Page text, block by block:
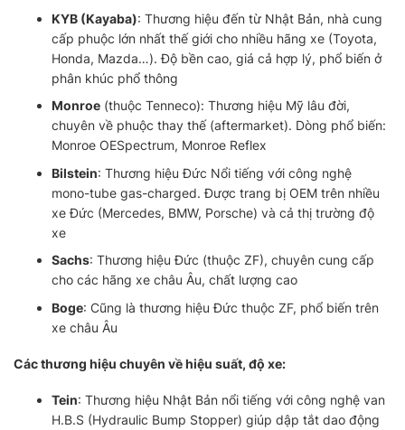
KYB (Kayaba): Thương hiệu đến từ Nhật Bản, nhà cung
cấp phuộc lớn nhất thế giới cho nhiều hãng xe (Toyota,
Honda, Mazda…). Độ bền cao, giá cả hợp lý, phổ biến ở
phân khúc phổ thông
Monroe (thuộc Tenneco): Thương hiệu Mỹ lâu đời,
chuyên về phuộc thay thế (aftermarket). Dòng phổ biến:
Monroe OESpectrum, Monroe Reflex
Bilstein: Thương hiệu Đức Nổi tiếng với công nghệ
mono-tube gas-charged. Được trang bị OEM trên nhiều
xe Đức (Mercedes, BMW, Porsche) và cả thị trường độ
xe
Sachs: Thương hiệu Đức (thuộc ZF), chuyên cung cấp
cho các hãng xe châu Âu, chất lượng cao
Boge: Cũng là thương hiệu Đức thuộc ZF, phổ biến trên
xe châu Âu
Các thương hiệu chuyên về hiệu suất, độ xe:
Tein: Thương hiệu Nhật Bản nổi tiếng với công nghệ van
H.B.S (Hydraulic Bump Stopper) giúp dập tắt dao động